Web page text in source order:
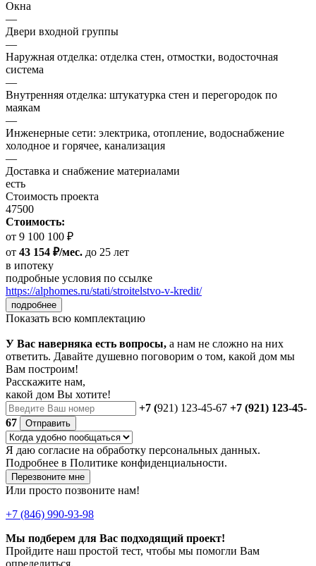
Окна
—
Двери входной группы
—
Наружная отделка: отделка стен, отмостки, водосточная
система
—
Внутренняя отделка: штукатурка стен и перегородок по
маякам
—
Инженерные сети: электрика, отопление, водоснабжение
холодное и горячее, канализация
—
Доставка и снабжение материалами
есть
Стоимость проекта
47500
Стоимость:
от 9 100 100 ₽
от 43 154 ₽/мес. до 25 лет
в ипотеку
подробные условия по ссылке
https://alphomes.ru/stati/stroitelstvo-v-kredit/
подробнее
Показать всю комплектацию
У Вас наверняка есть вопросы, а нам не сложно на них
ответить. Давайте душевно поговорим о том, какой дом мы
Вам построим!
Расскажите нам,
какой дом Вы хотите!
+7 (921) 123-45-67 +7 (921) 123-45-
67
Отправить
Я даю согласие на обработку персональных данных.
Подробнее в Политике конфиденциальности.
Перезвоните мне
Или просто позвоните нам!
+7 (846) 990-93-98
Мы подберем для Вас подходящий проект!
Пройдите наш простой тест, чтобы мы помогли Вам